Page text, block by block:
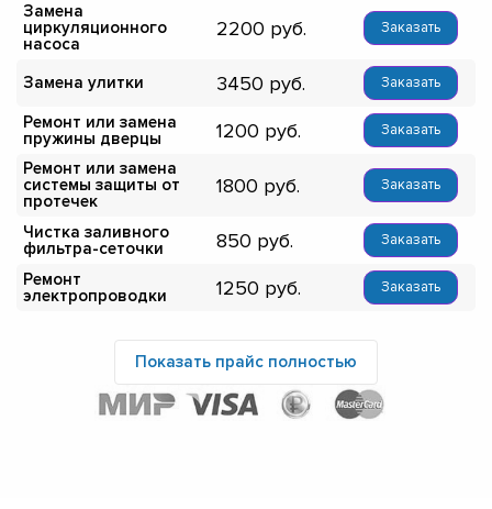
Замена
циркуляционного
насоса
2200 Заказать
Замена улитки 3450 Заказать
Ремонт или замена
пружины дверцы
1200 Заказать
Ремонт или замена
системы защиты от
протечек
1800 Заказать
Чистка заливного
фильтра-сеточки
850 Заказать
Ремонт
электропроводки
1250 Заказать
Показать прайс полностью